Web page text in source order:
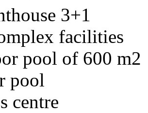
3+1
facilities
pool of 600 m2
pool
centre